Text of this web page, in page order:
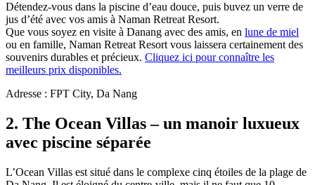
Détendez-vous dans la piscine d’eau douce, puis buvez un verre de
jus d’été avec vos amis à Naman Retreat Resort.
Que vous soyez en visite à Danang avec des amis, en lune de miel
ou en famille, Naman Retreat Resort vous laissera certainement des
souvenirs durables et précieux. Cliquez ici pour connaître les
meilleurs prix disponibles.
Adresse : FPT City, Da Nang
2. The Ocean Villas – un manoir luxueux
avec piscine séparée
L’Ocean Villas est situé dans le complexe cinq étoiles de la plage de